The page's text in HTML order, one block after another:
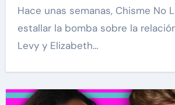
Hace unas semanas, Chisme No Like hizo
estallar la bomba sobre la
Levy y Elizabeth…